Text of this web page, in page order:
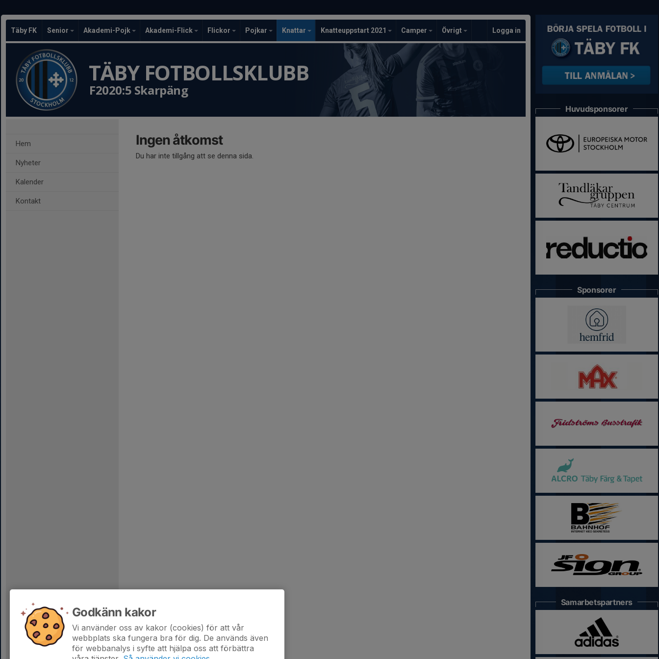
Täby FK Senior Akademi-Pojk Akademi-Flick Flickor Pojkar Knattar Knatteuppstart 2021 Camper Övrigt Logga in
TÄBY FOTBOLLSKLUBB
F2020:5 Skarpäng
Hem
Nyheter
Kalender
Kontakt
Ingen åtkomst
Du har inte tillgång att se denna sida.
Huvudsponsorer
Sponsorer
Samarbetspartners
Godkänn kakor
Vi använder oss av kakor (cookies) för att vår
webbplats ska fungera bra för dig. De används även
för webbanalys i syfte att hjälpa oss att förbättra